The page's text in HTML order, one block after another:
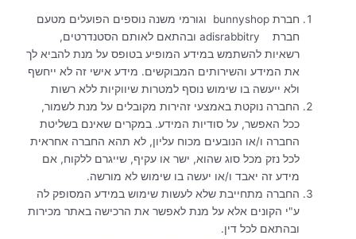
חברת bunnyshop וגורמי משנה נוספים הפועלים מטעם
חברת adisrabbitry ובהתאם לאותם הסטנדרטים,
רשאיות להשתמש במידע המופיע בטופס על מנת להביא לך
את המידע והשירותים המבוקשים. מידע אישי זה לא ייחשף
ולא ייעשה בו שימוש נוסף למטרות שיווקיות ללא רשות
החברה נוקטת באמצעי זהירות מקובלים על מנת לשמור,
ככל האפשר, על סודיות המידע. במקרים שאינם בשליטת
החברה ו/או הנובעים מכוח עליון, לא תהא החברה אחראית
לכל נזק מכל סוג שהוא, ישר או עקיף, שייגרם ללקוח, אם
מידע זה יאבד ו/או יעשה בו שימוש לא מורשה.
החברה מתחייבת שלא לעשות שימוש במידע המסופק לה
ע"י הקונים אלא על מנת לאפשר את הרכישה באתר מכירות
ובהתאם לכל דין.